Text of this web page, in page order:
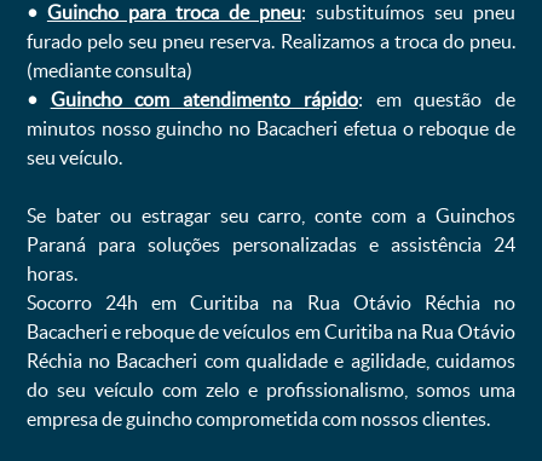
• Guincho para troca de pneu: substituímos seu pneu
furado pelo seu pneu reserva. Realizamos a troca do pneu.
(mediante consulta)
• Guincho com atendimento rápido: em questão de
minutos nosso guincho no Bacacheri efetua o reboque de
seu veículo.
Se bater ou estragar seu carro, conte com a Guinchos
Paraná para soluções personalizadas e assistência 24
horas.
Socorro 24h em Curitiba na Rua Otávio Réchia no
Bacacheri e reboque de veículos em Curitiba na Rua Otávio
Réchia no Bacacheri com qualidade e agilidade, cuidamos
do seu veículo com zelo e profissionalismo, somos uma
empresa de guincho comprometida com nossos clientes.